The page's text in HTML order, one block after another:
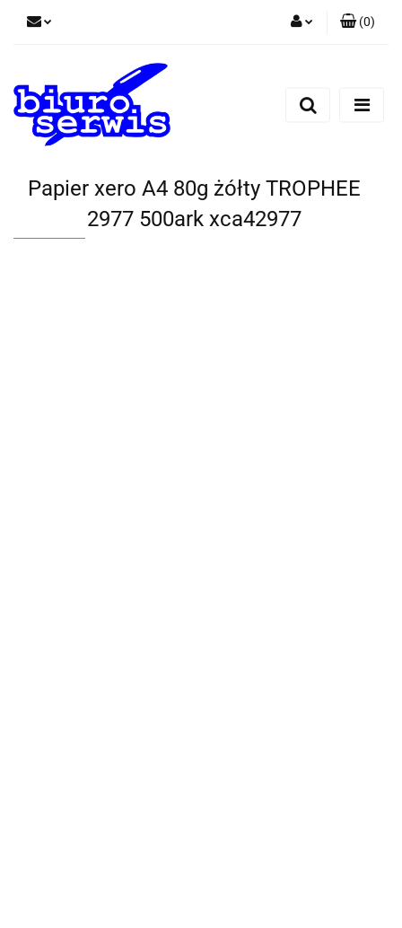
Zarejestruj się
(0)
Papier xero A4 80g żółty TROPHEE
2977 500ark xca42977